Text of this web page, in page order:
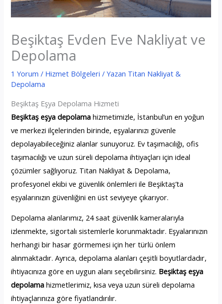
Beşiktaş Evden Eve Nakliyat ve
Depolama
1 Yorum / Hizmet Bölgeleri / Yazan Titan Nakliyat &
Depolama
Beşiktaş Eşya Depolama Hizmeti
Beşiktaş eşya depolama hizmetimizle, İstanbul’un en yoğun
ve merkezi ilçelerinden birinde, eşyalarınızı güvenle
depolayabileceğiniz alanlar sunuyoruz. Ev taşımacılığı, ofis
taşımacılığı ve uzun süreli depolama ihtiyaçları için ideal
çözümler sağlıyoruz. Titan Nakliyat & Depolama,
profesyonel ekibi ve güvenlik önlemleri ile Beşiktaş’ta
eşyalarınızın güvenliğini en üst seviyeye çıkarıyor.
Depolama alanlarımız, 24 saat güvenlik kameralarıyla
izlenmekte, sigortalı sistemlerle korunmaktadır. Eşyalarınızın
herhangi bir hasar görmemesi için her türlü önlem
alınmaktadır. Ayrıca, depolama alanları çeşitli boyutlardadır,
ihtiyacınıza göre en uygun alanı seçebilirsiniz. Beşiktaş eşya
depolama hizmetlerimiz, kısa veya uzun süreli depolama
ihtiyaçlarınıza göre fiyatlandırılır.